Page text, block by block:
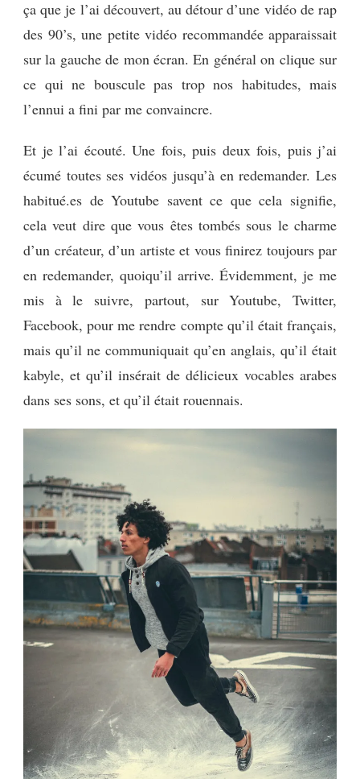
ça que je l’ai découvert, au détour d’une vidéo de rap
des 90’s, une petite vidéo recommandée apparaissait
sur la gauche de mon écran. En général on clique sur
ce qui ne bouscule pas trop nos habitudes, mais
l’ennui a fini par me convaincre.
Et je l’ai écouté. Une fois, puis deux fois, puis j’ai
écumé toutes ses vidéos jusqu’à en redemander. Les
habitué.es de Youtube savent ce que cela signifie,
cela veut dire que vous êtes tombés sous le charme
d’un créateur, d’un artiste et vous finirez toujours par
en redemander, quoiqu’il arrive. Évidemment, je me
mis à le suivre, partout, sur Youtube, Twitter,
Facebook, pour me rendre compte qu’il était français,
mais qu’il ne communiquait qu’en anglais, qu’il était
kabyle, et qu’il insérait de délicieux vocables arabes
dans ses sons, et qu’il était rouennais.